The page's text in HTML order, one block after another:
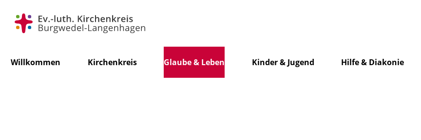
überspringen
Willkommen Kirchenkreis Glaube & Leben Kinder & Jugend Hilfe & Diakonie